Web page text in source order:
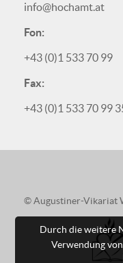
info@hochamt.at
Fon:
+43 (0)1 533 70 99
Fax:
+43 (0)1 533 70 99
© Augustiner-Vikariat
Durch die weitere
Verwendung